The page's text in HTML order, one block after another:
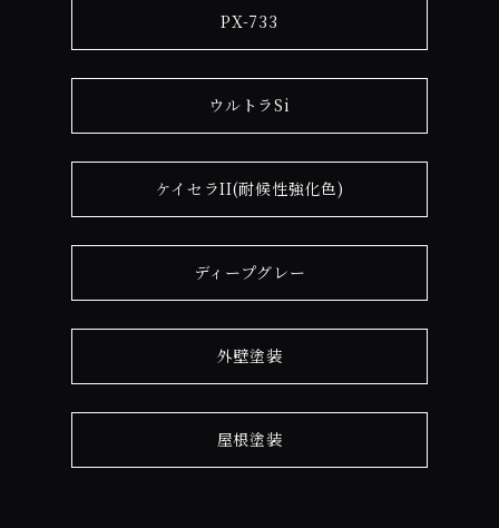
PX-733
ウルトラSi
ケイセラII(耐候性強化色)
ディープグレー
外壁塗装
屋根塗装